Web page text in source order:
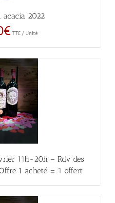
acacia 2022
€ TTC / Unité
11h-20h – Rdv des
1 acheté = 1 offert